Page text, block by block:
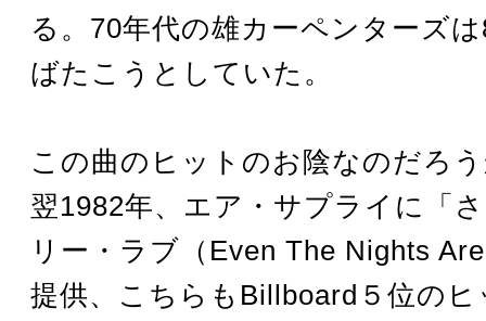
る。70年代の雄カーペンターズ
ばたこうとしていた。
この曲のヒットのお陰なのだろ
翌1982年、エア・サプライに「
リー・ラブ（Even The Nights
提供、こちらもBillboard５位の